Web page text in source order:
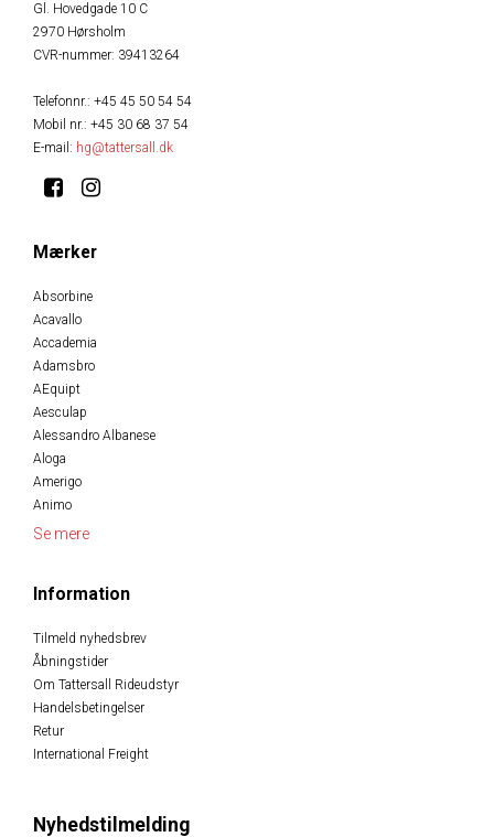
Gl. Hovedgade 10 C
2970 Hørsholm
CVR-nummer: 39413264
Telefonnr.: +45 45 50 54 54
Mobil nr.: +45 30 68 37 54
E-mail : hg@tattersall.dk
Mærker
Absorbine
Acavallo
Accademia
Adamsbro
AEquipt
Aesculap
Alessandro Albanese
Aloga
Amerigo
Animo
Se mere
Information
Tilmeld nyhedsbrev
Åbningstider
Om Tattersall Rideudstyr
Handelsbetingelser
Retur
International Freight
Nyhedstilmelding